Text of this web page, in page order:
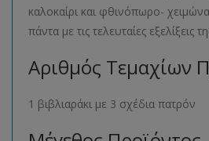
καλοκαίρι και φθινόπωρο-
πάντα με τις τελευταίες
Αριθμός Τεμαχίων
1 βιβλιαράκι με 3 σχέδια πατρόν